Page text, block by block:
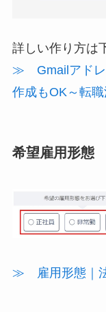
詳しい作り方は
≫ Gmailアドレ
作成もOK～転
希望雇用形態
≫ 雇用形態｜